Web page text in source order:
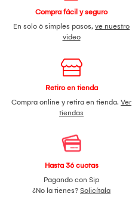
Compra fácil y seguro
En solo 6 simples pasos, ve nuestro
video
Retiro en tienda
Compra online y retira en tienda. Ver
tiendas
Hasta 36 cuotas
Pagando con Sip
¿No la tienes? Solicítala